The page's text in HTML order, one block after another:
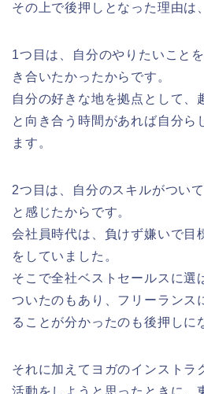
その上で後押しとなった理由は
1つ目は、自分のやりたいこと
き合いたかったからです。
自分の好きな地を拠点として、
と向き合う時間があれば自分ら
ます。
2つ目は、自分のスキルがつい
と感じたからです。
会社員時代は、負けず嫌いで目
をしていました。
そこで全社ベストセールスに選
ついたのもあり、フリーランス
ることが分かったのも後押しに
それに加えてヨガのインストラ